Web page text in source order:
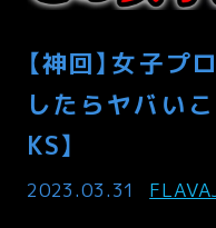
【神回】女子プ
したらヤバい
KS】
2023.03.31